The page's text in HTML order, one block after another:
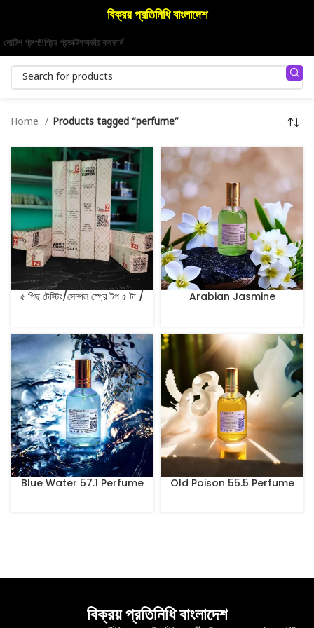
বিক্রয় প্রতিনিধি বাংলাদেশ
নোটিশ গ্রুপ!!প্রিয় প্রডাক্টসঅর্ডার কনফার্ম
Home Products tagged “perfume”
৫ পিছ টেস্টিং/সেম্পল স্প্রে টপ ৫ টা /
Arabian Jasmine
Blue Water 57.1 Perfume
Old Poison 55.5 Perfume
বিক্রয় প্রতিনিধি বাংলাদেশ